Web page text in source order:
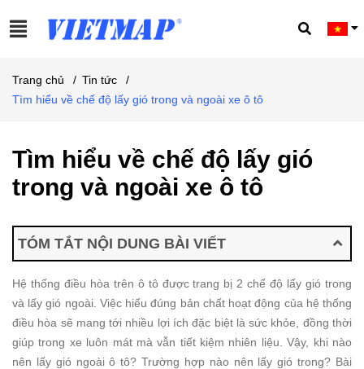
Trang chủ / Tin tức
/
Tìm hiểu về chế độ lấy gió trong và ngoài xe ô tô
Tìm hiểu về chế độ lấy gió
trong và ngoài xe ô tô
TÓM TẮT NỘI DUNG BÀI VIẾT
Hệ thống điều hòa trên ô tô được trang bị 2 chế độ lấy gió trong
và lấy gió ngoài. Việc hiểu đúng bản chất hoạt động của hệ thống
điều hòa sẽ mang tới nhiều lợi ích đặc biệt là sức khỏe, đồng thời
giúp trong xe luôn mát mà vẫn tiết kiệm nhiên liệu.
Vậy, khi nào
nên lấy gió ngoài ô tô? Trường hợp nào nên lấy gió trong? Bài